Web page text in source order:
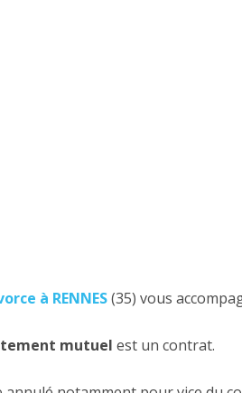
à RENNES(35) vous
mutuel est un contrat.